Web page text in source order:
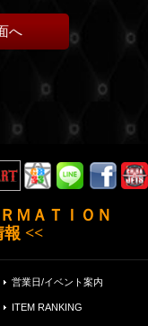
ＭＡＴＩＯＮ
報 <<
営業日/イベント案内
ITEM RANKING